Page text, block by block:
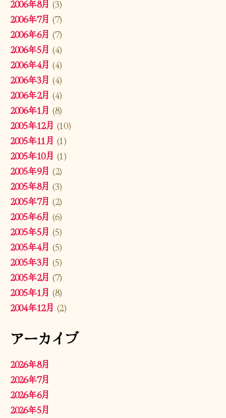
2006年8月 (3)
2006年7月 (7)
2006年6月 (7)
2006年5月 (4)
2006年4月 (4)
2006年3月 (4)
2006年2月 (4)
2006年1月 (8)
2005年12月 (10)
2005年11月 (1)
2005年10月 (1)
2005年9月 (2)
2005年8月 (3)
2005年7月 (2)
2005年6月 (6)
2005年5月 (5)
2005年4月 (5)
2005年3月 (5)
2005年2月 (7)
2005年1月 (8)
2004年12月 (2)
アーカイブ
2026年8月
2026年7月
2026年6月
2026年5月